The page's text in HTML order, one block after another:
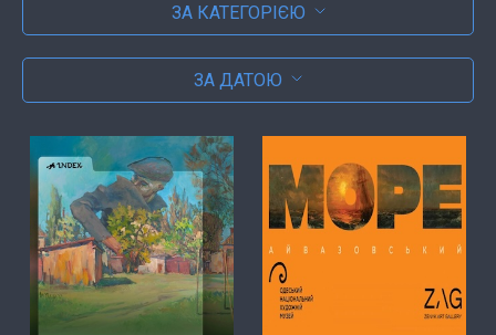
ЗА КАТЕГОРІЄЮ
ЗА ДАТОЮ